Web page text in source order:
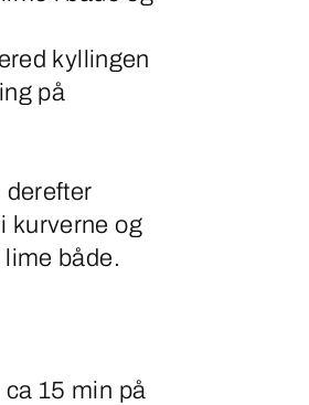
kyllingen
på
derefter
kurverne og
både.
15 min på